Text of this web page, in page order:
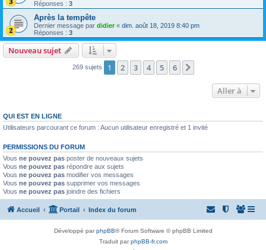
Réponses : 3
Après la tempête
Dernier message par didier« dim. août 18, 2019 8:40 pm
Réponses : 3
Nouveau sujet
269 sujets 1 2 3 4 5 6
Aller à
QUI EST EN LIGNE
Utilisateurs parcourant ce forum : Aucun utilisateur enregistré et 1 invité
PERMISSIONS DU FORUM
Vous ne pouvez pas poster de nouveaux sujets
Vous ne pouvez pas répondre aux sujets
Vous ne pouvez pas modifier vos messages
Vous ne pouvez pas supprimer vos messages
Vous ne pouvez pas joindre des fichiers
Accueil Portail Index du forum
Développé parphpBB® Forum Software © phpBB Limited
Traduit parphpBB-fr.com